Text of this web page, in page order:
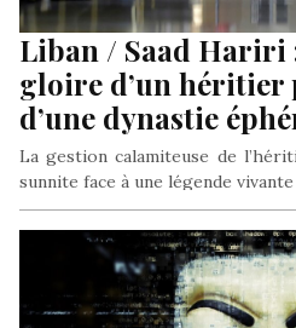
Liban / Saad Hariri
gloire d’un
d’une dynastie
La gestion calamiteuse de
sunnite face à une légende